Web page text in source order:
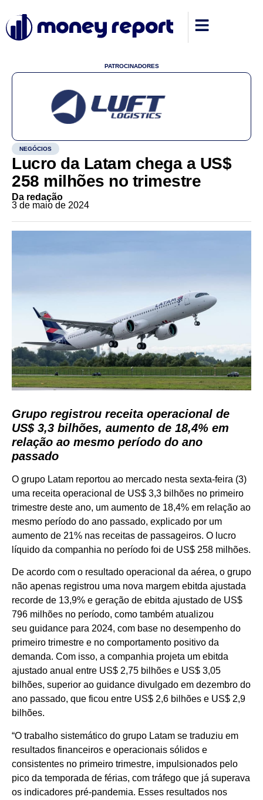
PATROCINADORES
NEGÓCIOS
Lucro da Latam chega a US$
258 milhões no trimestre
Da redação
3 de maio de 2024
Grupo registrou receita operacional de
US$ 3,3 bilhões, aumento de 18,4% em
relação ao mesmo período do ano
passado
O grupo Latam reportou ao mercado nesta sexta-feira (3)
uma receita operacional de US$ 3,3 bilhões no primeiro
trimestre deste ano, um aumento de 18,4% em relação ao
mesmo período do ano passado, explicado por um
aumento de 21% nas receitas de passageiros. O lucro
líquido da companhia no período foi de US$ 258 milhões.
De acordo com o resultado operacional da aérea, o grupo
não apenas registrou uma nova margem ebitda ajustada
recorde de 13,9% e geração de ebitda ajustado de US$
796 milhões no período, como também atualizou
seu guidance para 2024, com base no desempenho do
primeiro trimestre e no comportamento positivo da
demanda. Com isso, a companhia projeta um ebitda
ajustado anual entre US$ 2,75 bilhões e US$ 3,05
bilhões, superior ao guidance divulgado em dezembro do
ano passado, que ficou entre US$ 2,6 bilhões e US$ 2,9
bilhões.
“O trabalho sistemático do grupo Latam se traduziu em
resultados financeiros e operacionais sólidos e
consistentes no primeiro trimestre, impulsionados pelo
pico da temporada de férias, com tráfego que já superava
os indicadores pré-pandemia. Esses resultados nos